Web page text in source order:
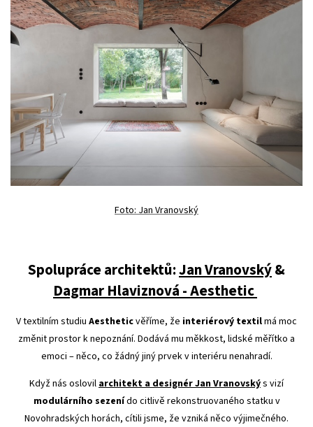
Foto: Jan Vranovský
Spolupráce architektů:Jan Vranovský&
Dagmar Hlaviznová - Aesthetic
V textilním studiu Aestheticvěříme, že interiérový textilmá moc
změnit prostor k nepoznání. Dodává mu měkkost, lidské měřítko a
emoci – něco, co žádný jiný prvek v interiéru nenahradí.
Když nás oslovilarchitekt a designér Jan Vranovskýs vizí
modulárního sezenído citlivě rekonstruovaného statku v
Novohradských horách, cítili jsme, že vzniká něco výjimečného.